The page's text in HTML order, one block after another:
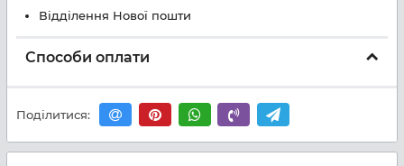
Відділення Нової пошти
Способи оплати
Поділитися: